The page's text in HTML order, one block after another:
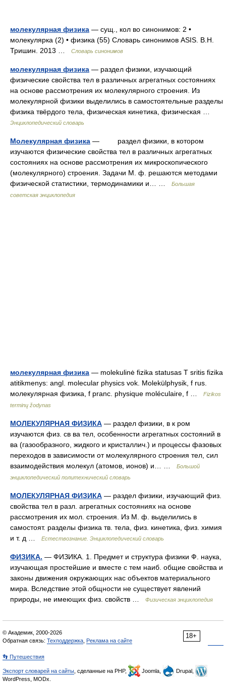
молекулярная физика — сущ., кол во синонимов: 2 •
молекулярка (2) • физика (55) Словарь синонимов ASIS. В.Н.
Тришин. 2013 …
Словарь синонимов
молекулярная физика — раздел физики, изучающий
физические свойства тел в различных агрегатных состояниях
на основе рассмотрения их молекулярного строения. Из
молекулярной физики выделились в самостоятельные разделы
физика твёрдого тела, физическая кинетика, физическая …
Энциклопедический словарь
Молекулярная физика — раздел физики, в котором
изучаются физические свойства тел в различных агрегатных
состояниях на основе рассмотрения их микроскопического
(молекулярного) строения. Задачи М. ф. решаются методами
физической статистики, термодинамики и… …
Большая
советская энциклопедия
молекулярная физика — molekulinė fizika statusas T sritis fizika
atitikmenys: angl. molecular physics vok. Molekülphysik, f rus.
молекулярная физика, f pranc. physique moléculaire, f …
Fizikos
terminų žodynas
МОЛЕКУЛЯРНАЯ ФИЗИКА — раздел физики, в к ром
изучаются физ. св ва тел, особенности агрегатных состояний в
ва (газообразного, жидкого и кристаллич.) и процессы фазовых
переходов в зависимости от молекулярного строения тел, сил
взаимодействия молекул (атомов, ионов) и… …
Большой
энциклопедический политехнический словарь
МОЛЕКУЛЯРНАЯ ФИЗИКА — раздел физики, изучающий физ.
свойства тел в разл. агрегатных состояниях на основе
рассмотрения их мол. строения. Из М. ф. выделились в
самостоят. разделы физика тв. тела, физ. кинетика, физ. химия
и т. д …
Естествознание. Энциклопедический словарь
ФИЗИКА. — ФИЗИКА. 1. Предмет и структура физики Ф. наука,
изучающая простейшие и вместе с тем наиб. общие свойства и
законы движения окружающих нас объектов материального
мира. Вследствие этой общности не существует явлений
природы, не имеющих физ. свойств …
Физическая энциклопедия
18+
© Академик, 2000-2026
Обратная связь: Техподдержка Реклама на сайте
👣 Путешествия
Экспорт словарей на сайты , сделанные на PHP, Joomla,
Drupal,
WordPress, MODx.